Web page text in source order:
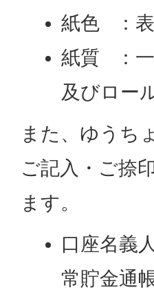
紙色 ：表
紙質 ：一
及びロー
また、ゆうち
ご記入・ご捺
ます。
口座名義
常貯金通